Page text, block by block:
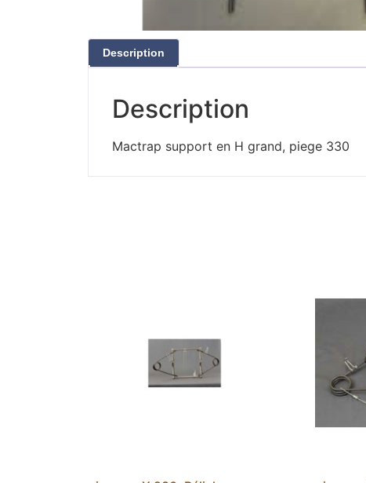
Description
Description
Mactrap support en H grand, piege 330